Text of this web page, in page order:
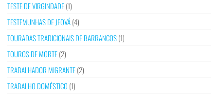
TESTE DE VIRGINDADE(1)
TESTEMUNHAS DE JEOVÁ(4)
TOURADAS TRADICIONAIS DE BARRANCOS(1)
TOUROS DE MORTE(2)
TRABALHADOR MIGRANTE(2)
TRABALHO DOMÉSTICO (1)